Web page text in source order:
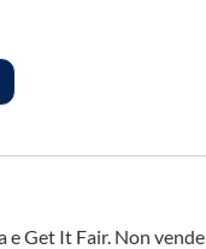
Get It Fair. Non